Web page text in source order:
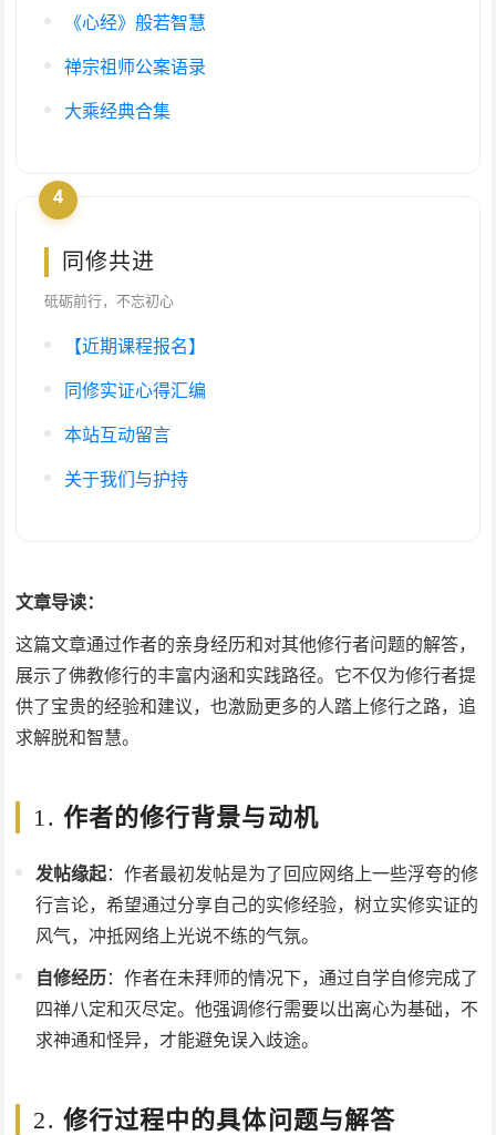
《心经》般若智慧
禅宗祖师公案语录
大乘经典合集
4
同修共进
砥砺前行，不忘初心
【近期课程报名】
同修实证心得汇编
本站互动留言
关于我们与护持
文章导读：
这篇文章通过作者的亲身经历和对其他修行者问题的解答，
展示了佛教修行的丰富内涵和实践路径。它不仅为修行者提
供了宝贵的经验和建议，也激励更多的人踏上修行之路，追
求解脱和智慧。
1. 作者的修行背景与动机
发帖缘起：作者最初发帖是为了回应网络上一些浮夸的修
行言论，希望通过分享自己的实修经验，树立实修实证的
风气，冲抵网络上光说不练的气氛。
自修经历：作者在未拜师的情况下，通过自学自修完成了
四禅八定和灭尽定。他强调修行需要以出离心为基础，不
求神通和怪异，才能避免误入歧途。
2. 修行过程中的具体问题与解答